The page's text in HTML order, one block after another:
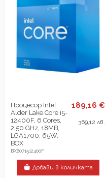
Процесор Intel
Alder Lake Core i5-
12400F, 6 Cores,
2.50 GHz, 18MB,
LGA1700, 65W,
BOX
BX8071512400F
189,16 €
369,12 лв.
Добави в количката